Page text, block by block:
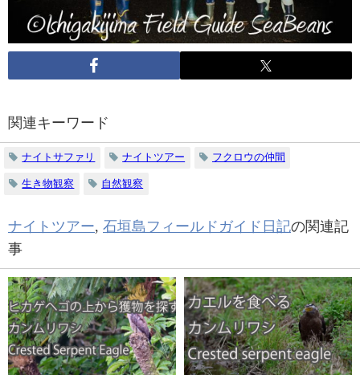
関連キーワード
ナイトサファリ ナイトツアー フクロウの仲間
生き物観察 自然観察
ナイトツアー, 石垣島フィールドガイド日記の関連記
事